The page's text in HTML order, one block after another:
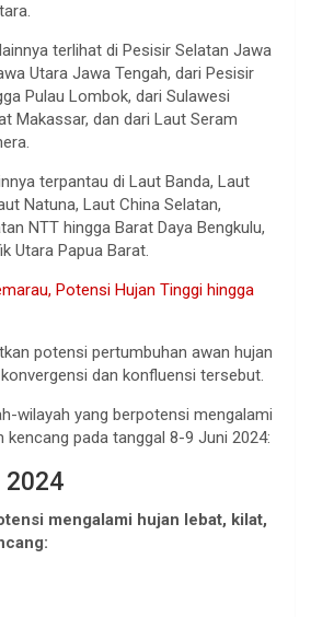
terlihat di Pesisir Selatan Jawa
Utara Jawa Tengah, dari Pesisir
Pulau Lombok, dari Sulawesi
Makassar, dan dari Laut Seram
terpantau di Laut Banda, Laut
Natuna, Laut China Selatan,
NTT hingga Barat Daya Bengkulu,
Utara Papua Barat.
Potensi Hujan Tinggi hingga
potensi pertumbuhan awan hujan
dan konfluensi tersebut.
wilayah yang berpotensi mengalami
kencang pada tanggal 8-9 Juni 2024:
2024
mengalami hujan lebat, kilat,